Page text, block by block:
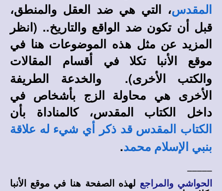
المقدس، التي هي ضد العقل والمنطق،
قبل أن تكون ضد الواقع والتاريخ.. (انظر
المزيد عن مثل هذه الموضوعات هنا في
موقع الأنبا تكلا
في أقسام المقالات
والكتب الأخرى). والخدعة الطريفة
الأخرى هي محاولة الزج بأشخاص في
داخل الكتاب المقدس، كالمناداة بأن
الكتاب المقدس قد ذكر أي شيء له علاقة
بنبي الإسلام محمد.
الحواشي والمراجع لهذه الصفحة هنا في موقع الأنبا